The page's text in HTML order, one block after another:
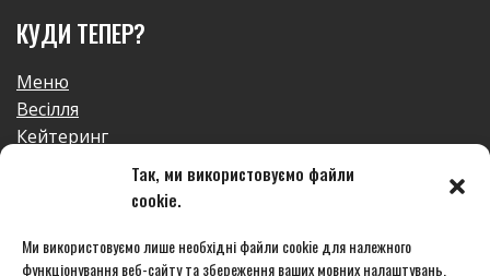
Так, ми використовуємо файли
cookie.
Ми використовуємо лише необхідні файли cookie для належного
функціонування веб-сайту та збереження ваших мовних налаштувань.
КУДИ ТЕПЕР?
Меню
Весілля
Кейтеринг